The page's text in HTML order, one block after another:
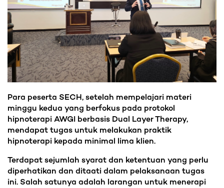
Para peserta SECH, setelah mempelajari materi
minggu kedua yang berfokus pada protokol
hipnoterapi AWGI berbasis Dual Layer Therapy,
mendapat tugas untuk melakukan praktik
hipnoterapi kepada minimal lima klien.
Terdapat sejumlah syarat dan ketentuan yang perlu
diperhatikan dan ditaati dalam pelaksanaan tugas
ini. Salah satunya adalah larangan untuk menerapi